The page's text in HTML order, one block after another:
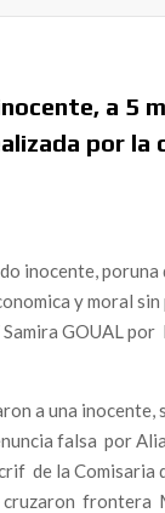
a 5
por la
inocente, poruna
y moral sin
GOUAL por
a una inocente,
falsa por
de la Comisaria
cruzaron frontera